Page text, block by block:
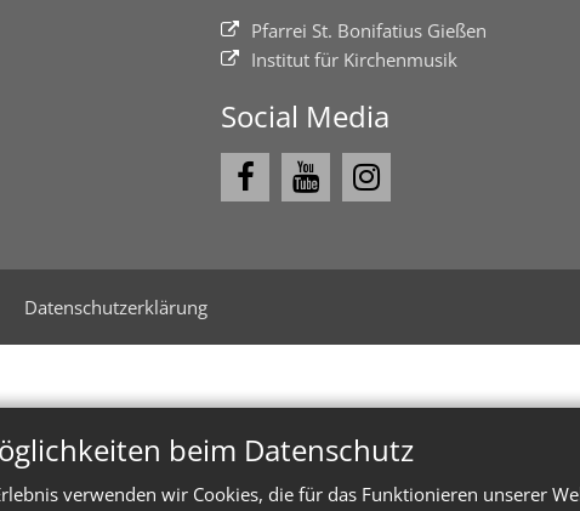
beim Datenschutz
verwenden wir Cookies, die für das Funktionieren unserer
Pfarrei St. Bonifatius Gießen
Institut für Kirchenmusik
Social Media
Datenschutzerklärung